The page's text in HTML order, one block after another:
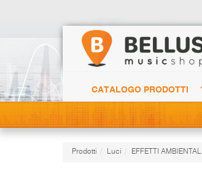
CATALOGO PRODOTTI
Prodotti Luci EFFETTI AMBIENTALI